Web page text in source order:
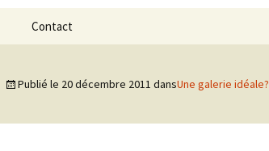
Contact
Publié le 20 décembre 2011 dansUne galerie idéale?